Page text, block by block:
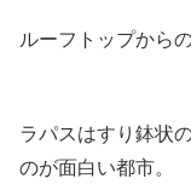
ルーフトップから
ラパスはすり鉢状
のが面白い都市。